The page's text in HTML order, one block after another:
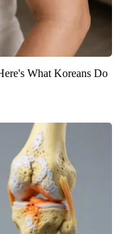
What Koreans Do